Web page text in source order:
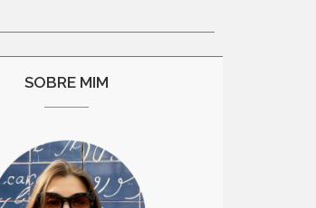
SOBRE MIM